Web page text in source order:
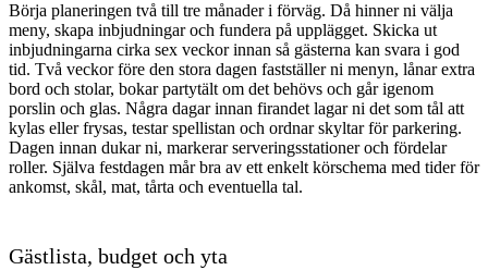
Börja planeringen två till tre månader i förväg. Då hinner ni välja
meny, skapa inbjudningar och fundera på upplägget. Skicka ut
inbjudningarna cirka sex veckor innan så gästerna kan svara i god
tid. Två veckor före den stora dagen fastställer ni menyn, lånar extra
bord och stolar, bokar partytält om det behövs och går igenom
porslin och glas. Några dagar innan firandet lagar ni det som tål att
kylas eller frysas, testar spellistan och ordnar skyltar för parkering.
Dagen innan dukar ni, markerar serveringsstationer och fördelar
roller. Själva festdagen mår bra av ett enkelt körschema med tider för
ankomst, skål, mat, tårta och eventuella tal.
Gästlista, budget och yta